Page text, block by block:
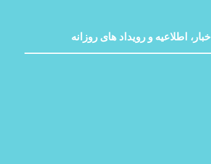
اخبار، اطلاعیه و رویداد های روزانه